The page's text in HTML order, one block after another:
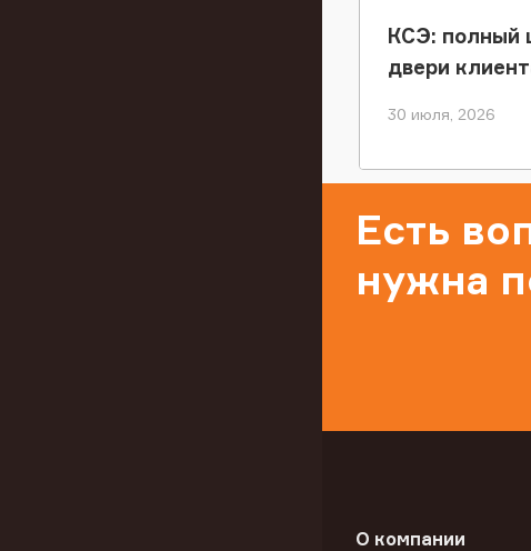
КСЭ: полный
двери
30 июля, 2026
Есть
нужна
О компании